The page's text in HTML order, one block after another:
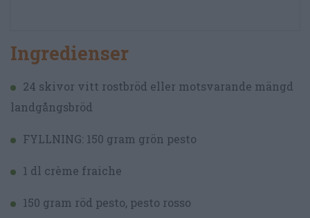
Ingredienser
24 skivor vitt rostbröd eller motsvarande mängd
landgångsbröd
FYLLNING: 150 gram grön pesto
1 dl crème fraiche
150 gram röd pesto, pesto rosso